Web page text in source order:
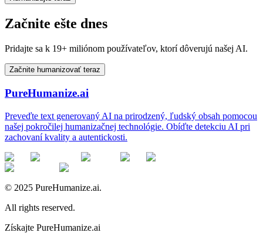
Začnite ešte dnes
Pridajte sa k 19+ miliónom používateľov, ktorí dôverujú našej AI.
Začnite humanizovať teraz
PureHumanize.ai
Preveďte text generovaný AI na prirodzený, ľudský obsah pomocou
našej pokročilej humanizačnej technológie. Obíďte detekciu AI pri
zachovaní kvality a autentickosti.
© 2025 PureHumanize.ai.
All rights reserved.
Získajte PureHumanize.ai